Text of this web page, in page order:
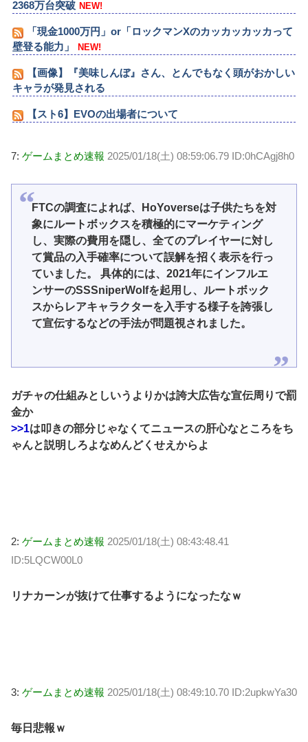
2368万台突破 NEW!
「現金1000万円」or「ロックマンXのカッカッカッカって
壁登る能力」
NEW!
【画像】『美味しんぼ』さん、とんでもなく頭がおかしい
キャラが発見される
【スト6】EVOの出場者について
7: ゲームまとめ速報 2025/01/18(土) 08:59:06.79 ID:0hCAgj8h0
FTCの調査によれば、HoYoverseは子供たちを対
象にルートボックスを積極的にマーケティング
し、実際の費用を隠し、全てのプレイヤーに対し
て賞品の入手確率について誤解を招く表示を行っ
ていました。 具体的には、2021年にインフルエ
ンサーのSSSniperWolfを起用し、ルートボック
スからレアキャラクターを入手する様子を誇張し
て宣伝するなどの手法が問題視されました。
ガチャの仕組みとしいうよりかは誇大広告な宣伝周りで罰
金か
>>1は叩きの部分じゃなくてニュースの肝心なところをち
ゃんと説明しろよなめんどくせえからよ
2: ゲームまとめ速報 2025/01/18(土) 08:43:48.41
ID:5LQCW00L0
リナカーンが抜けて仕事するようになったなｗ
3: ゲームまとめ速報 2025/01/18(土) 08:49:10.70 ID:2upkwYa30
毎日悲報ｗ